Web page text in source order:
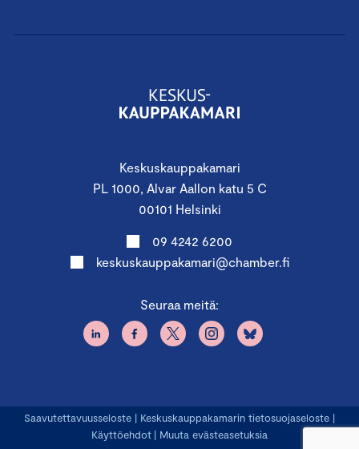
Keskuskauppakamari
PL 1000, Alvar Aallon katu 5 C
00101 Helsinki
09 4242 6200
keskuskauppakamari@chamber.fi
Seuraa meitä:
Saavutettavuusseloste | Keskuskauppakamarin tietosuojaseloste |
Käyttöehdot | Muuta evästeasetuksia